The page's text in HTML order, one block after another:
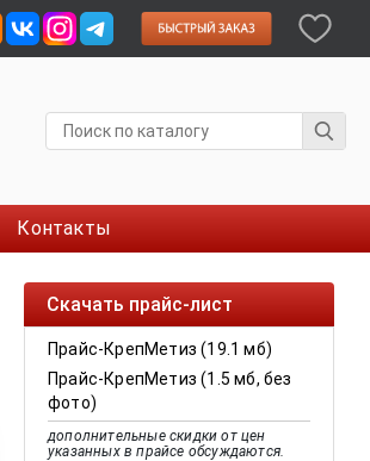
Контакты
Скачать прайс-лист
Прайс-КрепМетиз (19.1 мб)
Прайс-КрепМетиз (1.5 мб, без
фото)
дополнительные скидки от цен
указанных в прайсе обсуждаются.